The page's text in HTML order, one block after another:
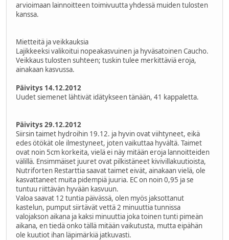
arvioimaan lainnoitteen toimivuutta yhdessä muiden tulosten
kanssa.
Mietteitä ja veikkauksia
Lajikkeeksi valikoitui nopeakasvuinen ja hyväsatoinen Caucho.
Veikkaus tulosten suhteen; tuskin tulee merkittäviä eroja,
ainakaan kasvussa.
Päivitys 14.12.2012
Uudet siemenet lähtivät idätykseen tänään, 41 kappaletta.
Päivitys 29.12.2012
Siirsin taimet hydroihin 19.12. ja hyvin ovat viihtyneet, eikä
edes ötökät ole ilmestyneet, joten vaikuttaa hyvältä. Taimet
ovat noin 5cm korkeita, vielä ei näy mitään eroja lannoitteiden
välillä. Ensimmäiset juuret ovat pilkistäneet kivivillakuutioista,
Nutriforten Restarttia saavat taimet eivät, ainakaan vielä, ole
kasvattaneet muita pidempiä juuria. EC on noin 0,95 ja se
tuntuu riittävän hyvään kasvuun.
Valoa saavat 12 tuntia päivässä, olen myös jaksottanut
kastelun, pumput siirtävät vettä 2 minuuttia tunnissa
valojakson aikana ja kaksi minuuttia joka toinen tunti pimeän
aikana, en tiedä onko tällä mitään vaikutusta, mutta eipähän
ole kuutiot ihan läpimärkiä jatkuvasti.